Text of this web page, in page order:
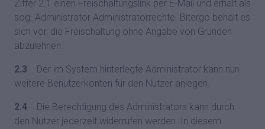
Ziffer 2.1 einen Freischaltungslink per E-Mail und erhält als
sog. Administrator Administratorrechte. Bitergo behält es
sich vor, die Freischaltung ohne Angabe von Gründen
abzulehnen.
2.3 Der im System hinterlegte Administrator kann nun
weitere Benutzerkonten für den Nutzer anlegen.
2.4 Die Berechtigung des Administrators kann durch
den Nutzer jederzeit widerrufen werden. In diesem